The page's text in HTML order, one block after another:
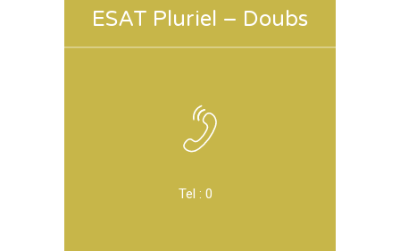
ESAT Pluriel – Doubs
Tel : 0